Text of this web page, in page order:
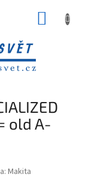
old A-
Makita